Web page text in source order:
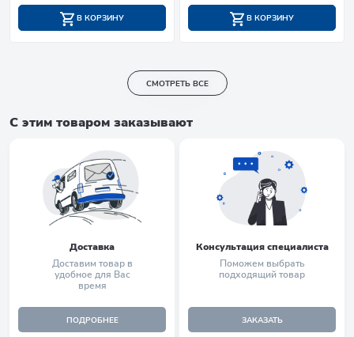
В КОРЗИНУ В КОРЗИНУ
СМОТРЕТЬ ВСЕ
С этим товаром заказывают
Доставка
Доставим товар в
удобное для Вас
время
ПОДРОБНЕЕ
Консультация специалиста
Поможем выбрать
подходящий товар
ЗАКАЗАТЬ